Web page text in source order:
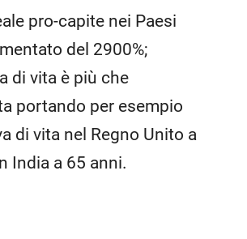
pro-capite nei Paesi
del 2900%;
di vita è più che
portando per esempio
di vita nel Regno Unito a
India a 65 anni.